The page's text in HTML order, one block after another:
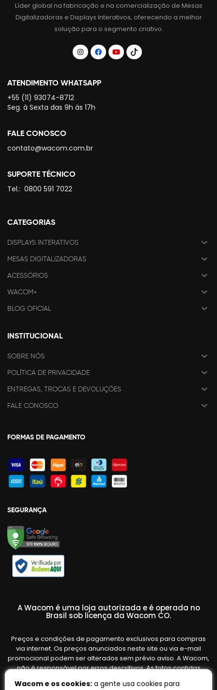
Líder global na fabricação e na comercialização de Mesas
Digitalizadoras e Displays Interativos, oferecendo a melhor
solução para o segmento criativo.
ATENDIMENTO WHATSAPP
+55 (11) 93074-8712
Seg. à Sexta das 9h às 17h
FALE CONOSCO
contato@wacom.com.br
SUPORTE TÉCNICO
Tel.: 0800 591 7022
CATEGORIAS
DISPLAYS INTERATIVOS
MESAS DIGITALIZADORAS
ACESSÓRIOS
WACOM+
BLOG OFICIAL
INSTITUCIONAL
SOBRE NÓS
POLÍTICA DE PRIVACIDADE
ENTREGAS, TROCAS E DEVOLUÇÕES
FALE CONOSCO
FORMAS DE PAGAMENTO
SEGURANÇA
A Wacom é uma loja autorizada e é operada no
Brasil sob licença da Wacom CO.
Preços e condições de pagamento exclusivos para compras
via internet. Os preços anunciados neste site ou via e-mail
promocional podem ser alterados sem prévio aviso. A Wacom,
não é responsável por erros descritivos. As fotos contidas
variar de acordo com o fornecedor/lote do fabricante. Ofertas
Wacom e os cookies: a gente usa cookies para